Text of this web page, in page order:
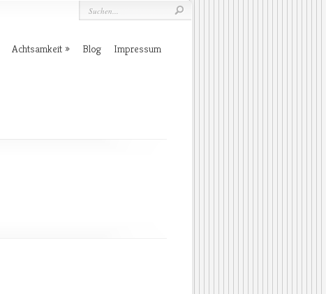
Achtsamkeit Blog Impressum